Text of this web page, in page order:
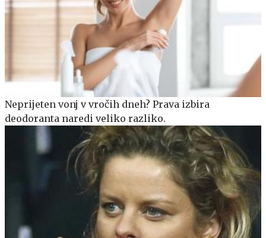
Neprijeten vonj v vročih dneh? Prava izbira
deodoranta naredi veliko razliko.